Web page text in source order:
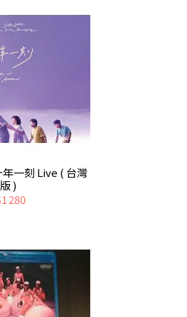
一刻 Live ( 台灣
)
280